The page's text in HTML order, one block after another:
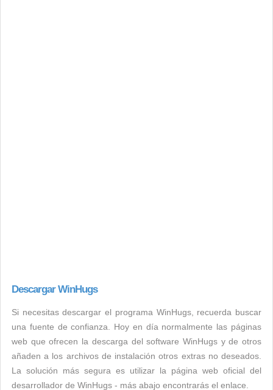
Descargar WinHugs
Si necesitas descargar el programa WinHugs, recuerda buscar
una fuente de confianza. Hoy en día normalmente las páginas
web que ofrecen la descarga del software WinHugs y de otros
añaden a los archivos de instalación otros extras no deseados.
La solución más segura es utilizar la página web oficial del
desarrollador de WinHugs - más abajo encontrarás el enlace.